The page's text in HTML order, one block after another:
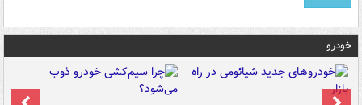
خودرو